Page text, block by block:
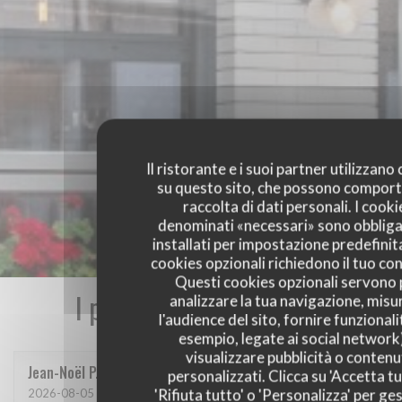
Il ristorante e i suoi partner utilizzano
su questo sito, che possono
raccolta di dati personali. I
denominati «necessari» sono
installati per impostazione
cookies opzionali richiedono il tuo
Questi cookies opzionali servono
analizzare la tua navigazione,
l'audience del sito, fornire
esempio, legate ai social
visualizzare pubblicità o
personalizzati. Clicca su 'Accetta
'Rifiuta tutto' o 'Personalizza' per
I pareri dei nostri clienti
Jean-Noël P
2026-08-05 - 20:45 - Ospiti 2